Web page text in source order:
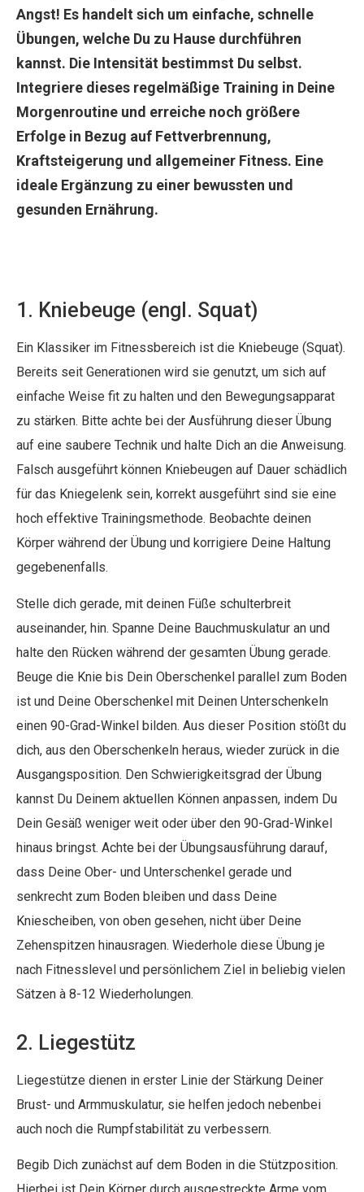
Angst! Es handelt sich um einfache, schnelle
Übungen, welche Du zu Hause durchführen
kannst. Die Intensität bestimmst Du selbst.
Integriere dieses regelmäßige Training in Deine
Morgenroutine und erreiche noch größere
Erfolge in Bezug auf Fettverbrennung,
Kraftsteigerung und allgemeiner Fitness. Eine
ideale Ergänzung zu einer bewussten und
gesunden Ernährung.
1. Kniebeuge (engl. Squat)
Ein Klassiker im Fitnessbereich ist die Kniebeuge (Squat).
Bereits seit Generationen wird sie genutzt, um sich auf
einfache Weise fit zu halten und den Bewegungsapparat
zu stärken. Bitte achte bei der Ausführung dieser Übung
auf eine saubere Technik und halte Dich an die Anweisung.
Falsch ausgeführt können Kniebeugen auf Dauer schädlich
für das Kniegelenk sein, korrekt ausgeführt sind sie eine
hoch effektive Trainingsmethode. Beobachte deinen
Körper während der Übung und korrigiere Deine Haltung
gegebenenfalls.
Stelle dich gerade, mit deinen Füße schulterbreit
auseinander, hin. Spanne Deine Bauchmuskulatur an und
halte den Rücken während der gesamten Übung gerade.
Beuge die Knie bis Dein Oberschenkel parallel zum Boden
ist und Deine Oberschenkel mit Deinen Unterschenkeln
einen 90-Grad-Winkel bilden. Aus dieser Position stößt du
dich, aus den Oberschenkeln heraus, wieder zurück in die
Ausgangsposition. Den Schwierigkeitsgrad der Übung
kannst Du Deinem aktuellen Können anpassen, indem Du
Dein Gesäß weniger weit oder über den 90-Grad-Winkel
hinaus bringst. Achte bei der Übungsausführung darauf,
dass Deine Ober- und Unterschenkel gerade und
senkrecht zum Boden bleiben und dass Deine
Kniescheiben, von oben gesehen, nicht über Deine
Zehenspitzen hinausragen. Wiederhole diese Übung je
nach Fitnesslevel und persönlichem Ziel in beliebig vielen
Sätzen à 8-12 Wiederholungen.
2. Liegestütz
Liegestütze dienen in erster Linie der Stärkung Deiner
Brust- und Armmuskulatur, sie helfen jedoch nebenbei
auch noch die Rumpfstabilität zu verbessern.
Begib Dich zunächst auf dem Boden in die Stützposition.